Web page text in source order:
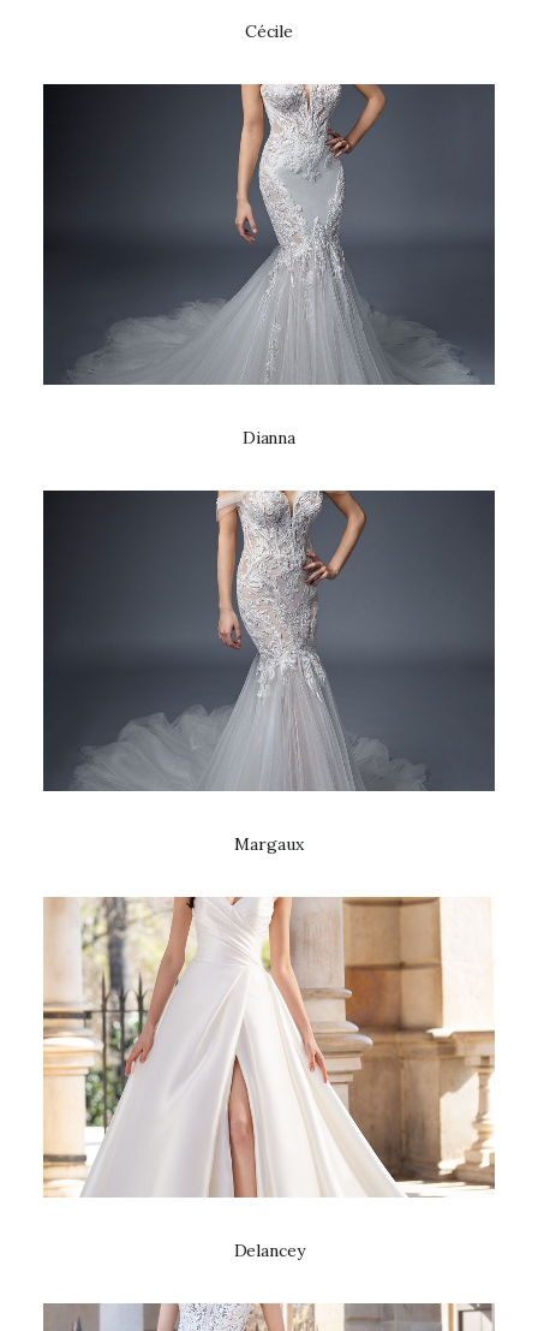
Cécile
Dianna
Margaux
Delancey